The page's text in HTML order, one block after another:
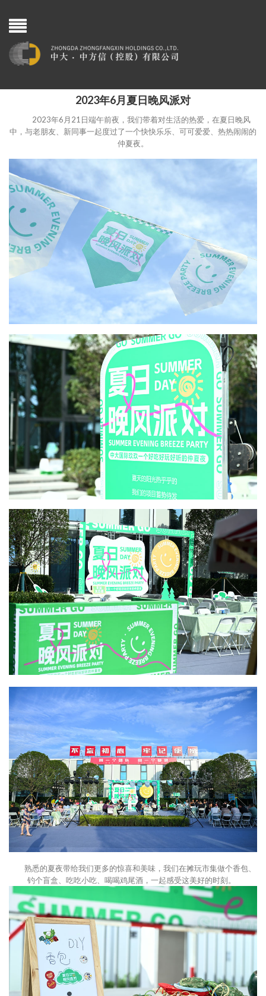
2023年6月夏日晚风派对
2023年6月21日端午前夜，我们带着对生活的热爱，在夏日晚风
中，与老朋友、新同事一起度过了一个快快乐乐、可可爱爱、热热闹闹的
仲夏夜。
熟悉的夏夜带给我们更多的惊喜和美味，我们在摊玩市集做个香包、
钓个盲盒、吃吃小吃、喝喝鸡尾酒，一起感受这美好的时刻。